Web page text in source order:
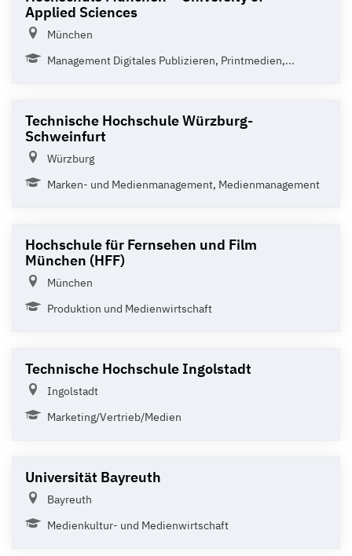
Applied Sciences
München
Management Digitales Publizieren, Printmedien,...
Technische Hochschule Würzburg-
Schweinfurt
Würzburg
Marken- und Medienmanagement, Medienmanagement
Hochschule für Fernsehen und Film
München (HFF)
München
Produktion und Medienwirtschaft
Technische Hochschule Ingolstadt
Ingolstadt
Marketing/Vertrieb/Medien
Universität Bayreuth
Bayreuth
Medienkultur- und Medienwirtschaft